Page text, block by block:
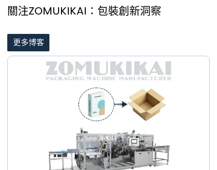
關注ZOMUKIKAI：包裝創新洞察
更多博客